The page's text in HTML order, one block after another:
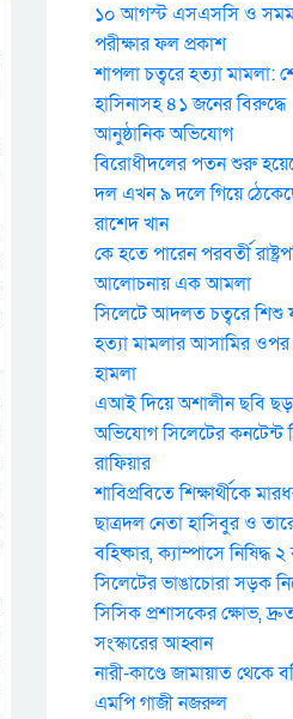
১০ আগস্ট এসএসসি ও
পরীক্ষার ফল প্রকাশ
শাপলা চত্বরে হত্যা মামলা:
হাসিনাসহ ৪১ জনের বিরুদ্ধে
আনুষ্ঠানিক অভিযোগ
বিরোধীদলের পতন শুরু
দল এখন ৯ দলে গিয়ে
রাশেদ খান
কে হতে পারেন পরবর্তী
আলোচনায় এক আমলা
সিলেটে আদলত চত্বরে শিশু
হত্যা মামলার আসামির
হামলা
এআই দিয়ে অশালীন ছবি
অভিযোগ সিলেটের কনটেন্ট
রাফিয়ার
শাবিপ্রবিতে শিক্ষার্থীকে
ছাত্রদল নেতা হাসিবুর ও
বহিষ্কার, ক্যাম্পাসে নিষিদ্ধ
সিলেটের ভাঙাচোরা সড়ক
সিসিক প্রশাসকের ক্ষোভ,
সংস্কারের আহ্বান
নারী-কাণ্ডে জামায়াত থেকে
এমপি গাজী নজরুল